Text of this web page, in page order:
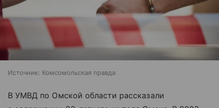
Источник: Комсомольская правда
В УМВД по Омской области рассказали